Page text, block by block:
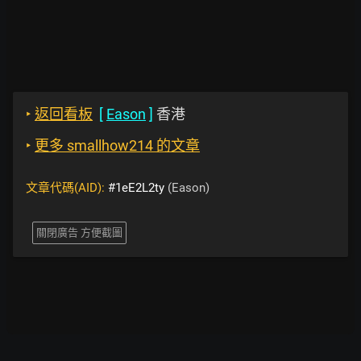
‣ 返回看板 [ Eason ] 香港
‣ 更多 smallhow214 的文章
文章代碼(AID): #1eE2L2ty (Eason)
關閉廣告 方便截圖